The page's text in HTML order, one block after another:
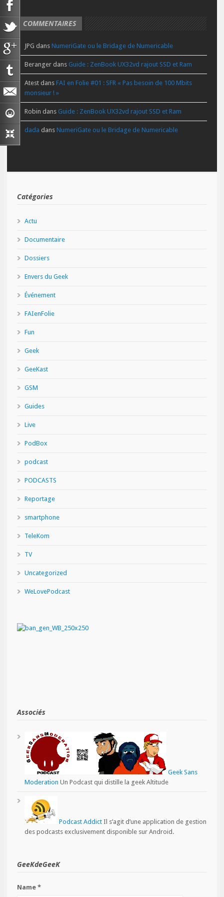
COMMENTAIRES
JPG dans NumeriGate ou le Bridage de Numericable
Beranger dans Guide : ZenBook UX32vd rajout SSD et Ram
Atest dans FAI en Folie #01 : SFR « Pas besoin de 100 Mbits
monsieur ! »
Robin dans Guide : ZenBook UX32vd rajout SSD et Ram
dada dans NumeriGate ou le Bridage de Numericable
Catégories
Actu
Documentaire
Dossiers
Envers du Geek
Événement
FAIenFolie
Fun
Geek
GeeKast
GSM
Guides
Live
PodBox
podcast
PODCASTS
Reportage
smartphone
TeleKom
TV
Uncategorized
WeLovePodcast
Associés
Geek Sans
Moderation Un Podcast qui distille la geek Altitude
Podcast Addict Il s’agit d’une application de gestion
des podcasts exclusivement disponible sur Android.
GeeKdeGeeK
Name *